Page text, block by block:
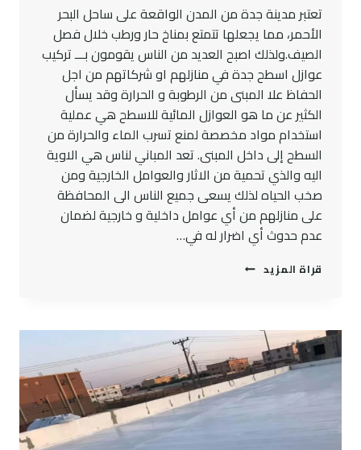
تعتبر مدينة جدة من المدن الواقعة على ساحل البحر
الأحمر، مما يجعلها تتمتع بمناخ حار ورطب خلال فصل
الصيف.ولذلك اصبح العديد من الناس يقومون بـــ تركيب
عوازل اسطح جدة في منازلهم او شركاتهم من اجل
الحفاظ علا المبنى من الرطوبة و الحرارة وقد يسأل
الكثير عن ما هو العوازل المائية للاسطح هي عملية
استخدام مواد مخصصة لمنع تسرب الماء والحرارة من
السطح إلى داخل المبنى. تعد المباني لناس هي الاوية
اليه والذي تحمية من الاثار والعوامل الخارجية ومن
صخب الحياه لذلك يسعى جميع الناس الى المحافظة
على منازلهم من أي عوامل داخلية و خارجية لضمان
عدم حدوث أي اضرار له في…
قراة المزيد تركيب
ت:
0545300912
افضل
عازل
للاسطح